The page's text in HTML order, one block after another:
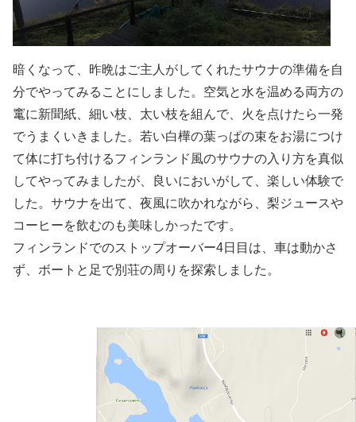
暗くなって、昨晩はご主人がしてくれたサウナの準備を自
分でやってみることにしました。空気と水を温める両方の
竃に新聞紙、細い枝、太い枝を組んで、火を点けたら一発
でうまくいきました。若い白樺の葉っぱの束をお湯につけ
て体に打ち付けるフィンランド風のサウナの入り方を真似
してやってみましたが、良いにおいがして、楽しい体験で
した。サウナを出て、夜風に吹かれながら、梨ジュースや
コーヒーを飲むのも美味しかったです。
フィンランドでのストップオーバー4日目は、車は動かさ
ず、ボートと足で別荘の周りを探索しました。